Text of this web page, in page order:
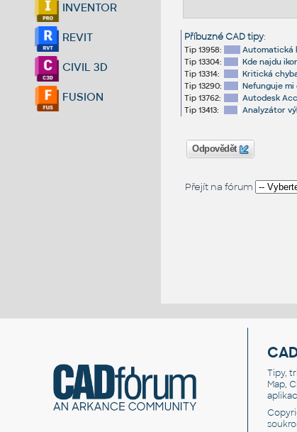
INVENTOR
REVIT
CIVIL 3D
FUSION
Příbuzné CAD tipy:
Tip 13958:
Automatická
Tip 13304:
Kde najdu
Tip 13314:
Kritická
Tip 13290:
Nefunguje mi
Tip 13762:
Autodesk
Tip 13413:
Analyzátor
Odpovědět
Přejít na fórum
Tipy,
Map,